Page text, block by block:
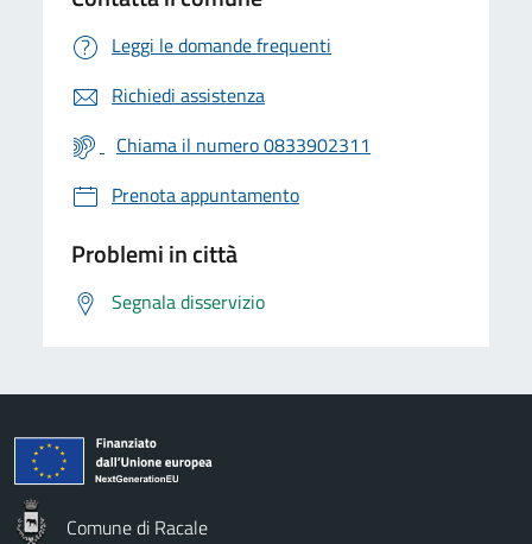
Leggi le domande frequenti
Richiedi assistenza
Chiama il numero 0833902311
Prenota appuntamento
Problemi in città
Segnala disservizio
Comune di Racale